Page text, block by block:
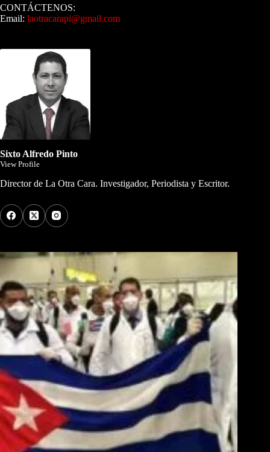
CONTÁCTENOS:
Email: laotracarapi@gmail.com
Sixto Alfredo Pinto
View Profile
Director de La Otra Cara. Investigador, Periodista y Escritor.